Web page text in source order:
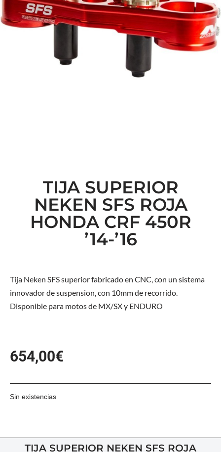
TIJA SUPERIOR
NEKEN SFS ROJA
HONDA CRF 450R
’14-’16
Tija Neken SFS superior fabricado en CNC, con un sistema
innovador de suspension, con 10mm de recorrido.
Disponible para motos de MX/SX y ENDURO
654,00€
Sin existencias
TIJA SUPERIOR NEKEN SFS ROJA